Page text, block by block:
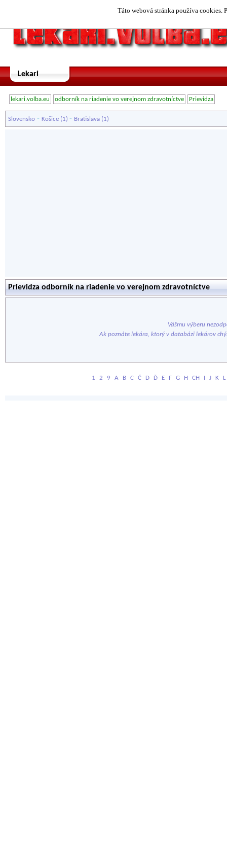
Táto webová stránka používa cookies.
Lekari
lekari.volba.eu odborník na riadenie vo verejnom zdravotníctve Prievidza
Slovensko - Košice (1) - Bratislava (1)
Prievidza odborník na riadenie vo verejnom zdravotníctve
Vášmu výberu
Ak poznáte lekára, ktorý v databázi lekárov
1 2 9 A B C Č D Ď E F G H CH I J K L